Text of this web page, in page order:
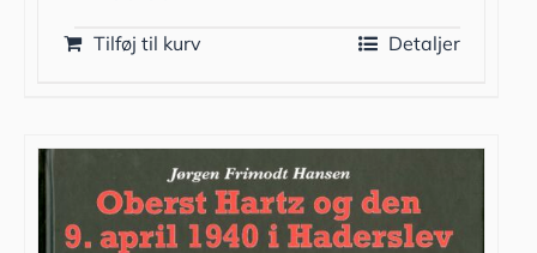
Tilføj til kurv Detaljer